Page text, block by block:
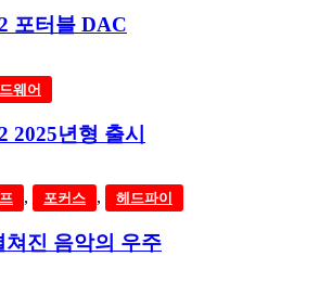
포터블 DAC
웨어
2025년형 출시
, 포커스 , 헤드파이
쳐진 음악의 우주